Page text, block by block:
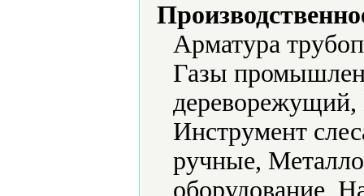
Арматура
Газы
Инструмент
ручные,
оборудование,